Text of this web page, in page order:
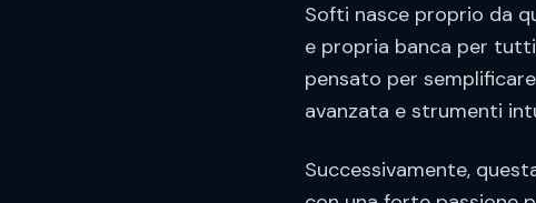
Softi nasce proprio da
e propria banca per
pensato per
avanzata e strumenti
Successivamente,